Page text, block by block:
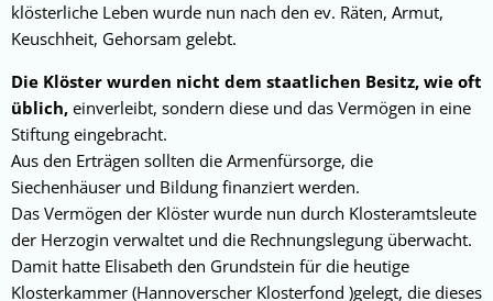
klösterliche Leben wurde nun nach den ev. Räten, Armut,
Keuschheit, Gehorsam gelebt.
Die Klöster wurden nicht dem staatlichen Besitz, wie oft
üblich, einverleibt, sondern diese und das Vermögen in eine
Stiftung eingebracht.
Aus den Erträgen sollten die Armenfürsorge, die
Siechenhäuser und Bildung finanziert werden.
Das Vermögen der Klöster wurde nun durch Klosteramtsleute
der Herzogin verwaltet und die Rechnungslegung überwacht.
Damit hatte Elisabeth den Grundstein für die heutige
Klosterkammer (Hannoverscher Klosterfond )gelegt, die dieses